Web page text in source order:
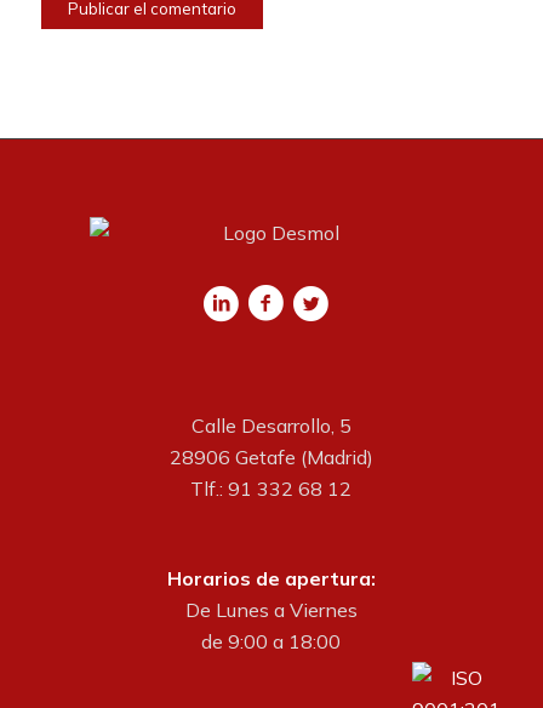
Calle Desarrollo, 5
28906 Getafe (Madrid)
Tlf.: 91 332 68 12
Horarios de apertura:
De Lunes a Viernes
de 9:00 a 18:00